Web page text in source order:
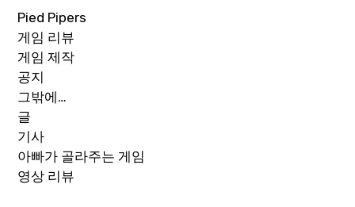
Pied Pipers
게임 리뷰
게임 제작
공지
그밖에…
글
기사
아빠가 골라주는 게임
영상 리뷰